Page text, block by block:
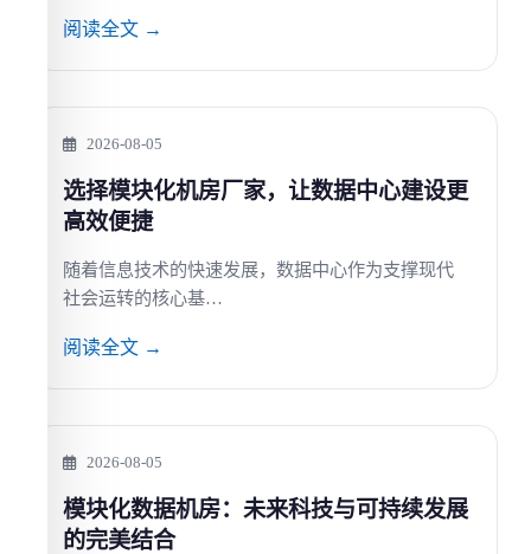
阅读全文 →
2026-08-05
选择模块化机房厂家，让数据中心建设更
高效便捷
随着信息技术的快速发展，数据中心作为支撑现代
社会运转的核心基…
阅读全文 →
2026-08-05
模块化数据机房：未来科技与可持续发展
的完美结合